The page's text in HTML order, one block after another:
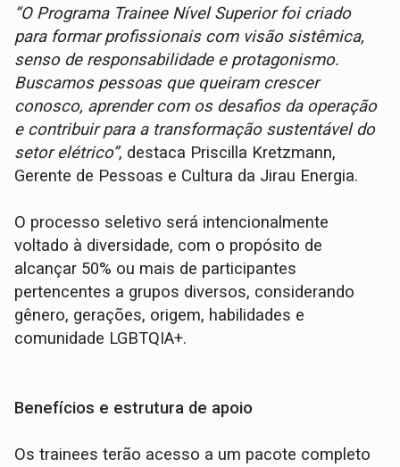
“O Programa Trainee Nível Superior foi criado
para formar profissionais com visão sistêmica,
senso de responsabilidade e protagonismo.
Buscamos pessoas que queiram crescer
conosco, aprender com os desafios da operação
e contribuir para a transformação sustentável do
setor elétrico”, destaca Priscilla Kretzmann,
Gerente de Pessoas e Cultura da Jirau Energia.
O processo seletivo será intencionalmente
voltado à diversidade, com o propósito de
alcançar 50% ou mais de participantes
pertencentes a grupos diversos, considerando
gênero, gerações, origem, habilidades e
comunidade LGBTQIA+.
Benefícios e estrutura de apoio
Os trainees terão acesso a um pacote completo